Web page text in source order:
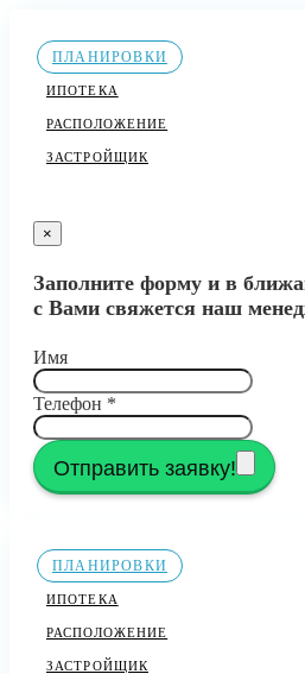
ПЛАНИРОВКИ
ИПОТЕКА
РАСПОЛОЖЕНИЕ
ЗАСТРОЙЩИК
×
Заполните форму и в
с Вами свяжется наш
Имя
Телефон *
Отправить заявку!
ПЛАНИРОВКИ
ИПОТЕКА
РАСПОЛОЖЕНИЕ
ЗАСТРОЙЩИК